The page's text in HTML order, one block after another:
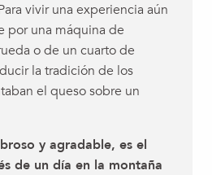
vivir una experiencia aún
por una máquina de
o de un cuarto de
la tradición de los
el queso sobre un
y agradable, es el
de un día en la montaña